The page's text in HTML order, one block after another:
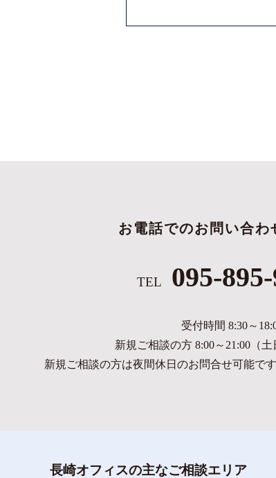
お電話でのお問い合わ
TEL 095-
受付時間 8:30～
新規ご相談の方 8:00～21:00（土
新規ご相談の方は夜間休日のお問合せ可能で
長崎オフィスの主なご相談エリア